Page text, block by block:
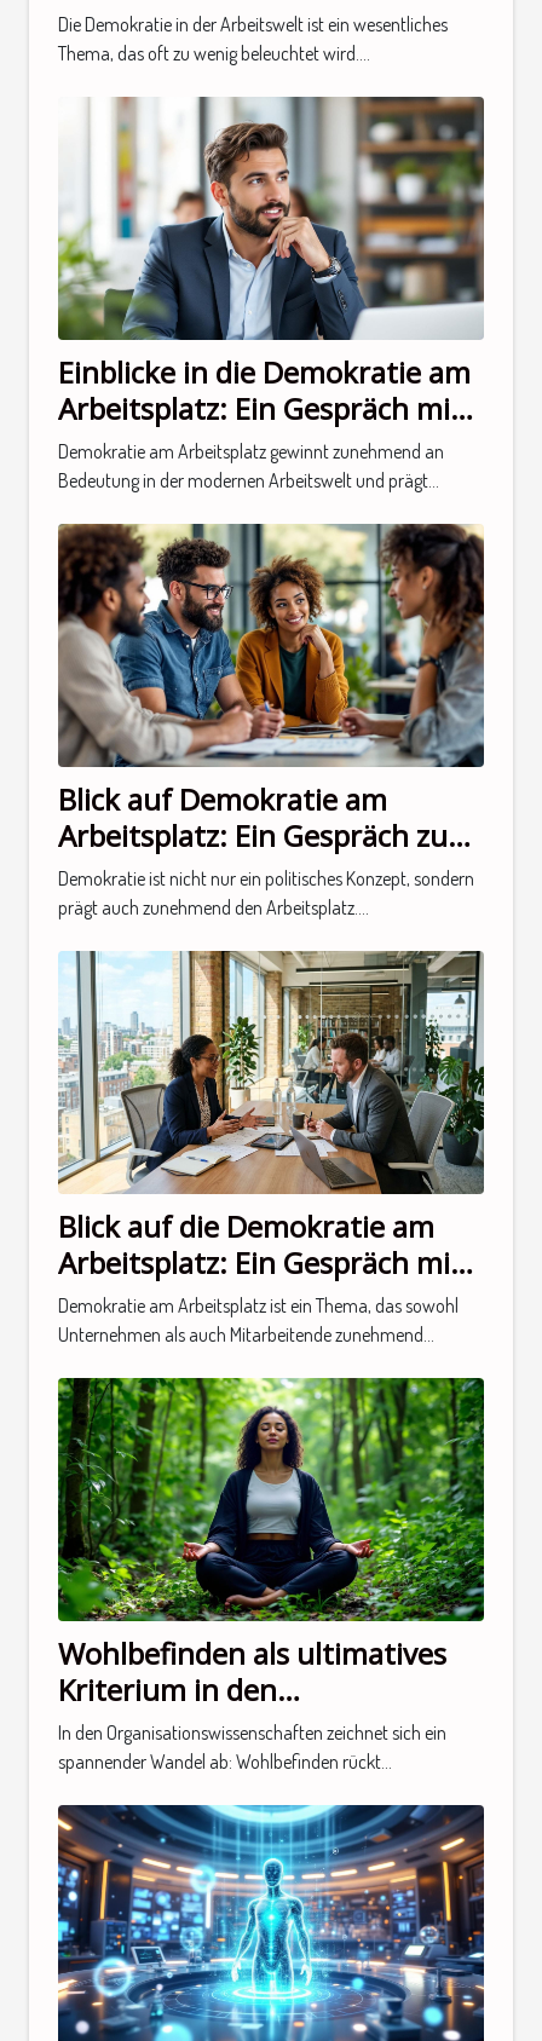
einem Experten
Die Demokratie in der Arbeitswelt ist ein wesentliches
Thema, das oft zu wenig beleuchtet wird....
Einblicke in die Demokratie am
Arbeitsplatz: Ein Gespräch mit
einem Experten
Demokratie am Arbeitsplatz gewinnt zunehmend an
Bedeutung in der modernen Arbeitswelt und prägt...
Blick auf Demokratie am
Arbeitsplatz: Ein Gespräch zum
Thema
Demokratie ist nicht nur ein politisches Konzept, sondern
prägt auch zunehmend den Arbeitsplatz....
Blick auf die Demokratie am
Arbeitsplatz: Ein Gespräch mit
einem Experten
Demokratie am Arbeitsplatz ist ein Thema, das sowohl
Unternehmen als auch Mitarbeitende zunehmend...
Wohlbefinden als ultimatives
Kriterium in den
Organisationswissenschaften:
Ein notwendiger
Paradigmenwechsel
In den Organisationswissenschaften zeichnet sich ein
spannender Wandel ab: Wohlbefinden rückt...